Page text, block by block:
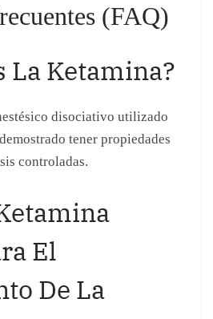
El
De La
supervisión médica, la
y efectiva para algunos
resistente.
Son Los